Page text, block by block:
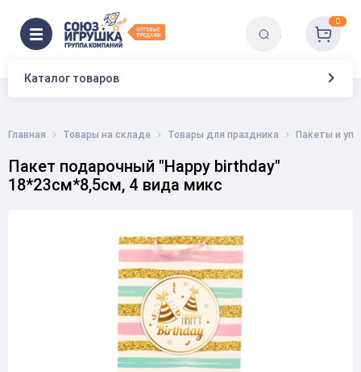
Каталог товаров
0
Главная Товары на складе Товары для праздника Пакеты и
Пакет подарочный "Happy birthday"
18*23см*8,5см, 4 вида микс